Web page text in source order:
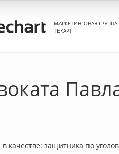
МАРКЕТИНГОВАЯ ГРУППА
ТЕКАРТ
защитника по